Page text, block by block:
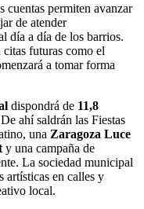
cuentas permiten avanzar
de atender
día a día de los barrios.
futuras como el
a tomar forma
dispondrá de 11,8
ahí saldrán las Fiestas
una Zaragoza Luce
y una campaña de
La sociedad municipal
artísticas en calles y
local.